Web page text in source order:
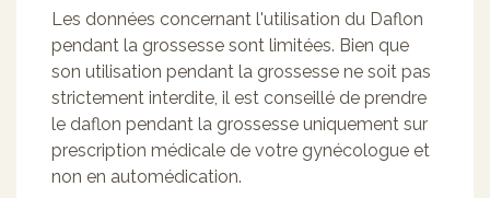
Les données concernant l'utilisation du Daflon
pendant la grossesse sont limitées. Bien que
son utilisation pendant la grossesse ne soit pas
strictement interdite, il est conseillé de prendre
le daflon pendant la grossesse uniquement sur
prescription médicale de votre gynécologue et
non en automédication.